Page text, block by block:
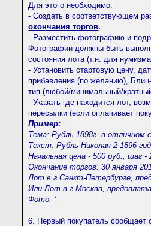
Для этого необходимо:
- Создать в соответствующем
окончания торгов.
- Разместить фотографию и
Фотографии должны быть
состояния лота (т.н. для
- Установить стартовую цену,
прибавления (по желанию),
тип (любой/минимальный/
- Указать где находится лот,
пересылки (если оплачивает
Пример:
Тема: Рубль 1898г. в отличном
Текст: Рубль Николая-2 1896
Начальная цена - 500 руб., шаг -
Окончание торгов: 30 января
Лот в г.Санкт-Петербурге,
Или Лот в г.Москва,
Фото: *
6. Первый покупатель сообщает